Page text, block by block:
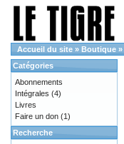
Accueil du site » Boutique »
Catégories
Abonnements
Intégrales (4)
Livres
Faire un don (1)
Recherche